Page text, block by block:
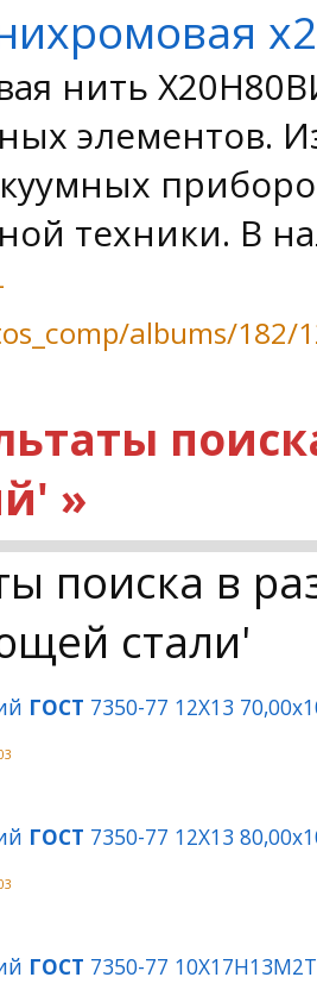
нить
элементов.
техники. В
albums/182/
»
поиска в
стали'
ГОСТ 7350-77 12Х13
ГОСТ 7350-77 12Х13
ГОСТ 7350-77